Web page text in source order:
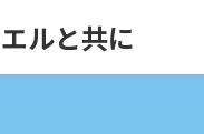
ルと共に